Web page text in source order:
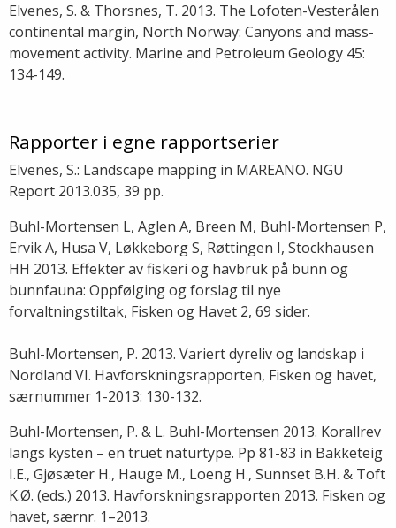
Elvenes, S. & Thorsnes, T. 2013. The Lofoten-Vesterålen
continental margin, North Norway: Canyons and mass-
movement activity. Marine and Petroleum Geology 45:
134-149.
Rapporter i egne rapportserier
Elvenes, S.: Landscape mapping in MAREANO. NGU
Report 2013.035, 39 pp.
Buhl-Mortensen L, Aglen A, Breen M, Buhl-Mortensen P,
Ervik A, Husa V, Løkkeborg S, Røttingen I, Stockhausen
HH 2013. Effekter av fiskeri og havbruk på bunn og
bunnfauna: Oppfølging og forslag til nye
forvaltningstiltak, Fisken og Havet 2, 69 sider.
Buhl-Mortensen, P. 2013. Variert dyreliv og landskap i
Nordland VI. Havforskningsrapporten, Fisken og havet,
særnummer 1-2013: 130-132.
Buhl-Mortensen, P. & L. Buhl-Mortensen 2013. Korallrev
langs kysten – en truet naturtype. Pp 81-83 in Bakketeig
I.E., Gjøsæter H., Hauge M., Loeng H., Sunnset B.H. & Toft
K.Ø. (eds.) 2013. Havforskningsrapporten 2013. Fisken og
havet, særnr. 1–2013.